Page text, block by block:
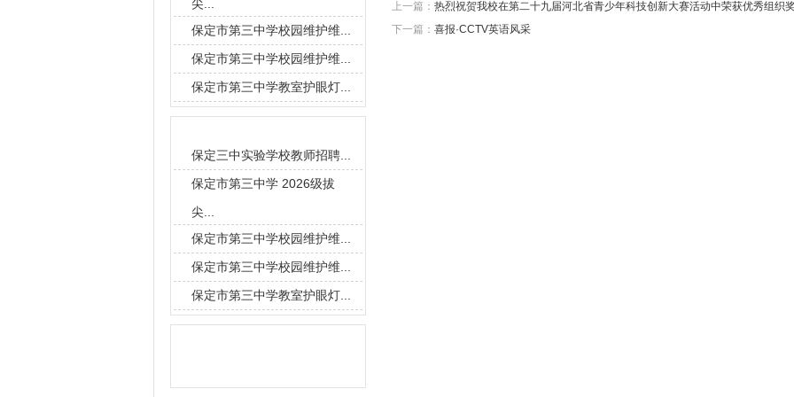
上一篇： 热烈祝贺我校在第二十九届河北省青少年科技创新大赛活动中荣获优秀组织
下一篇： 喜报·CCTV英语风采
尖...
保定市第三中学校园维护维...
保定市第三中学校园维护维...
保定市第三中学教室护眼灯...
保定三中实验学校教师招聘...
保定市第三中学 2026级拔
尖...
保定市第三中学校园维护维...
保定市第三中学校园维护维...
保定市第三中学教室护眼灯...